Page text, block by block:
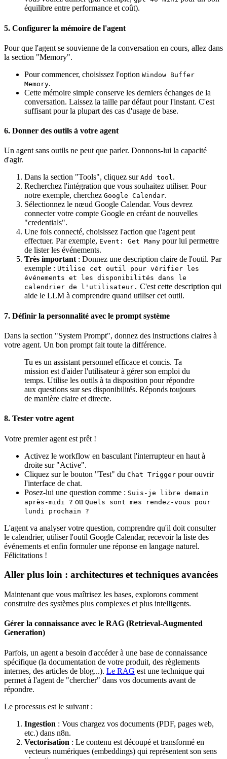
équilibre entre performance et coût).
5. Configurer la mémoire de l'agent
Pour que l'agent se souvienne de la conversation en cours, allez dans
la section "Memory".
Pour commencer, choisissez l'option Window Buffer
Memory.
Cette mémoire simple conserve les derniers échanges de la
conversation. Laissez la taille par défaut pour l'instant. C'est
suffisant pour la plupart des cas d'usage de base.
6. Donner des outils à votre agent
Un agent sans outils ne peut que parler. Donnons-lui la capacité
d'agir.
Dans la section "Tools", cliquez sur Add tool.
Recherchez l'intégration que vous souhaitez utiliser. Pour
notre exemple, cherchez Google Calendar.
Sélectionnez le nœud Google Calendar. Vous devrez
connecter votre compte Google en créant de nouvelles
"credentials".
Une fois connecté, choisissez l'action que l'agent peut
effectuer. Par exemple, Event: Get Many pour lui permettre
de lister les événements.
Très important: Donnez une description claire de l'outil. Par
exemple : Utilise cet outil pour vérifier les
événements et les disponibilités dans le
calendrier de l'utilisateur. C'est cette description qui
aide le LLM à comprendre quand utiliser cet outil.
7. Définir la personnalité avec le prompt système
Dans la section "System Prompt", donnez des instructions claires à
votre agent. Un bon prompt fait toute la différence.
Tu es un assistant personnel efficace et concis. Ta
mission est d'aider l'utilisateur à gérer son emploi du
temps. Utilise les outils à ta disposition pour répondre
aux questions sur ses disponibilités. Réponds toujours
de manière claire et directe.
8. Tester votre agent
Votre premier agent est prêt !
Activez le workflow en basculant l'interrupteur en haut à
droite sur "Active".
Cliquez sur le bouton "Test" du Chat Trigger pour ouvrir
l'interface de chat.
Posez-lui une question comme : Suis-je libre demain
après-midi ? ou Quels sont mes rendez-vous pour
lundi prochain ?
L'agent va analyser votre question, comprendre qu'il doit consulter
le calendrier, utiliser l'outil Google Calendar, recevoir la liste des
événements et enfin formuler une réponse en langage naturel.
Félicitations !
Aller plus loin : architectures et techniques avancées
Maintenant que vous maîtrisez les bases, explorons comment
construire des systèmes plus complexes et plus intelligents.
Gérer la connaissance avec le RAG (Retrieval-Augmented
Generation)
Parfois, un agent a besoin d'accéder à une base de connaissance
spécifique (la documentation de votre produit, des règlements
internes, des articles de blog...). Le RAG est une technique qui
permet à l'agent de "chercher" dans vos documents avant de
répondre.
Le processus est le suivant :
Ingestion : Vous chargez vos documents (PDF, pages web,
etc.) dans n8n.
Vectorisation : Le contenu est découpé et transformé en
vecteurs numériques (embeddings) qui représentent son sens